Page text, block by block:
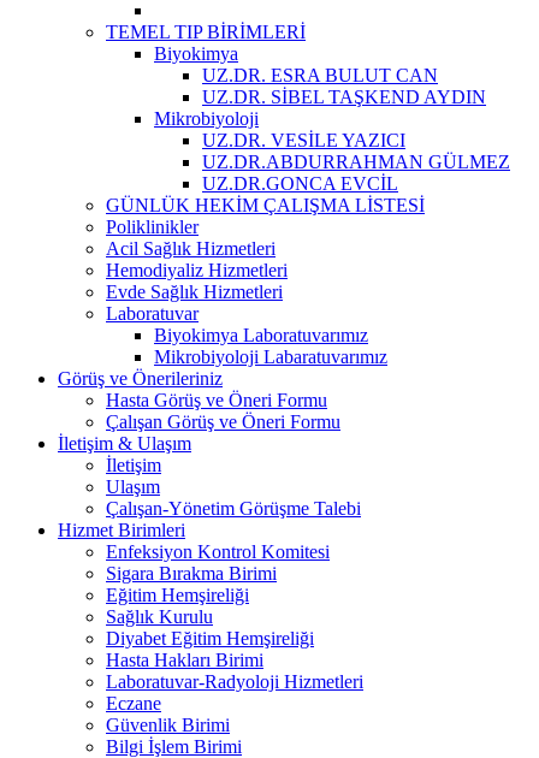
TEMEL TIP BİRİMLERİ
Biyokimya
UZ.DR. ESRA BULUT CAN
UZ.DR. SİBEL TAŞKEND AYDIN
Mikrobiyoloji
UZ.DR. VESİLE YAZICI
UZ.DR.ABDURRAHMAN GÜLMEZ
UZ.DR.GONCA EVCİL
GÜNLÜK HEKİM ÇALIŞMA LİSTESİ
Poliklinikler
Acil Sağlık Hizmetleri
Hemodiyaliz Hizmetleri
Evde Sağlık Hizmetleri
Laboratuvar
Biyokimya Laboratuvarımız
Mikrobiyoloji Labaratuvarımız
Görüş ve Önerileriniz
Hasta Görüş ve Öneri Formu
Çalışan Görüş ve Öneri Formu
İletişim & Ulaşım
İletişim
Ulaşım
Çalışan-Yönetim Görüşme Talebi
Hizmet Birimleri
Enfeksiyon Kontrol Komitesi
Sigara Bırakma Birimi
Eğitim Hemşireliği
Sağlık Kurulu
Diyabet Eğitim Hemşireliği
Hasta Hakları Birimi
Laboratuvar-Radyoloji Hizmetleri
Eczane
Güvenlik Birimi
Bilgi İşlem Birimi